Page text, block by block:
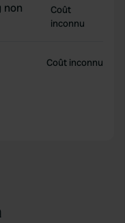
non
Coût
inconnu
Coût inconnu